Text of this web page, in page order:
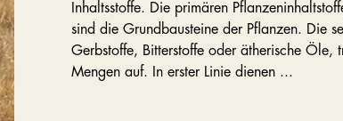
Inhaltsstoffe. Die primären
sind die Grundbausteine der Pflanzen. Die
Gerbstoffe, Bitterstoffe oder ätherische Öle,
Mengen auf. In erster Linie dienen ...